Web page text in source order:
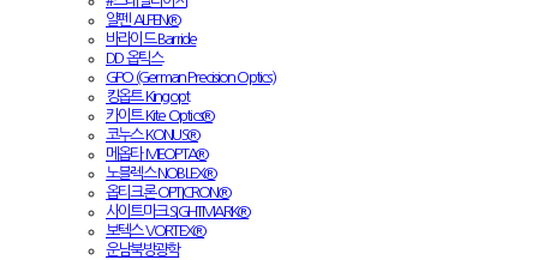
알펜 ALPEN®
바라이드 Barride
DD 옵틱스
GPO (German Precision Optics)
킹옵트 Kingopt
카이트 Kite Optics®
코누스 KONUS®
메옵타 MEOPTA®
노블렉스 NOBLEX®
옵티크론 OPTICRON®
사이트마크 SIGHTMARK®
보텍스 VORTEX®
운남북방광학